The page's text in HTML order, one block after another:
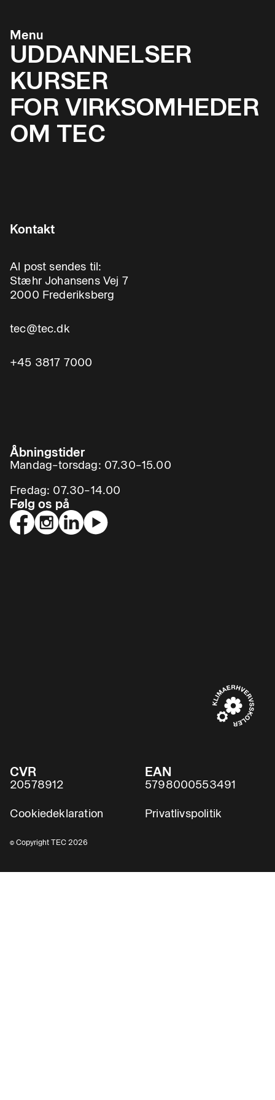
Menu
UDDANNELSER
KURSER
FOR VIRKSOMHEDER
OM TEC
Kontakt
Al post sendes til:
Stæhr Johansens Vej 7
2000 Frederiksberg
tec@tec.dk
+45 3817 7000
Åbningstider
Mandag–torsdag: 07.30–15.00
Fredag: 07.30–14.00
Følg os på
CVR
20578912
EAN
5798000553491
Cookiedeklaration Privatlivspolitik
© Copyright TEC 2026